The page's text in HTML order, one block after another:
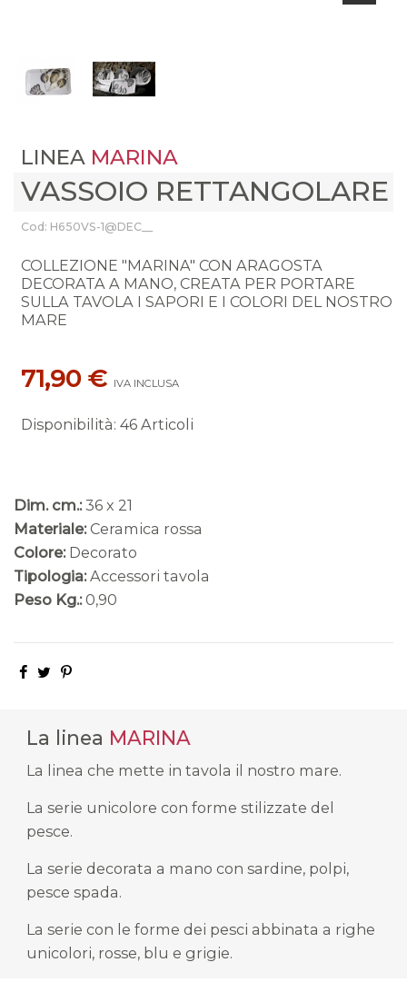
LINEA MARINA
VASSOIO RETTANGOLARE
Cod: H650VS-1@DEC__
COLLEZIONE "MARINA" CON ARAGOSTA
DECORATA A MANO, CREATA PER PORTARE
SULLA TAVOLA I SAPORI E I COLORI DEL NOSTRO
MARE
71,90 € IVA INCLUSA
Disponibilità: 46 Articoli
Dim. cm.: 36 x 21
Materiale: Ceramica rossa
Colore: Decorato
Tipologia: Accessori tavola
Peso Kg.: 0,90
La linea MARINA
La linea che mette in tavola il nostro mare.
La serie unicolore con forme stilizzate del
pesce.
La serie decorata a mano con sardine, polpi,
pesce spada.
La serie con le forme dei pesci abbinata a righe
unicolori, rosse, blu e grigie.